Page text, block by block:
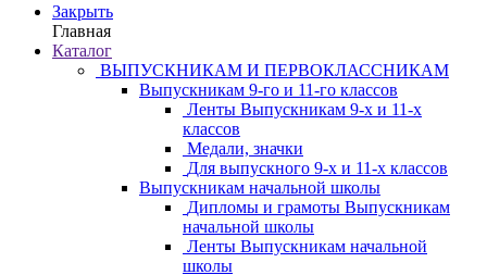
Закрыть
Главная
Каталог
ВЫПУСКНИКАМ И ПЕРВОКЛАССНИКАМ
Выпускникам 9-го и 11-го классов
Ленты Выпускникам 9-х и 11-х
классов
Медали, значки
Для выпускного 9-х и 11-х классов
Выпускникам начальной школы
Дипломы и грамоты Выпускникам
начальной школы
Ленты Выпускникам начальной
школы